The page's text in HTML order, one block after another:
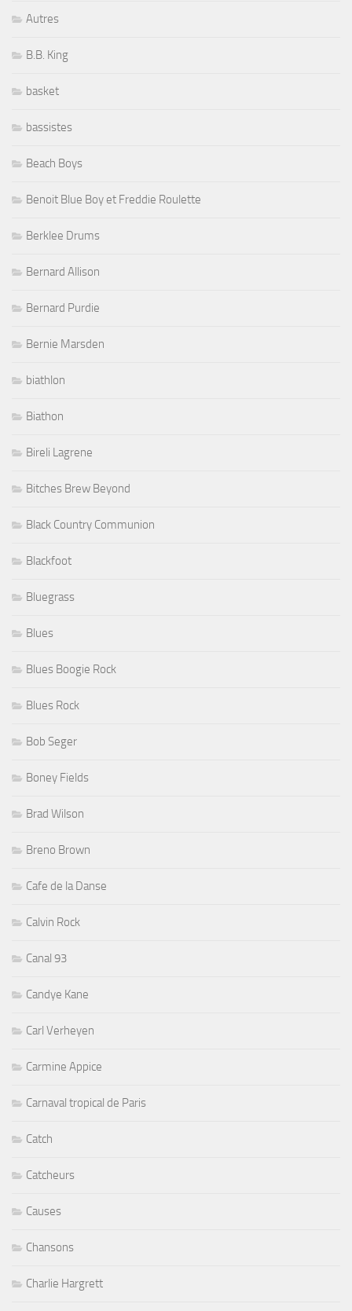
Autres
B.B. King
basket
bassistes
Beach Boys
Benoit Blue Boy et Freddie Roulette
Berklee Drums
Bernard Allison
Bernard Purdie
Bernie Marsden
biathlon
Biathon
Bireli Lagrene
Bitches Brew Beyond
Black Country Communion
Blackfoot
Bluegrass
Blues
Blues Boogie Rock
Blues Rock
Bob Seger
Boney Fields
Brad Wilson
Breno Brown
Cafe de la Danse
Calvin Rock
Canal 93
Candye Kane
Carl Verheyen
Carmine Appice
Carnaval tropical de Paris
Catch
Catcheurs
Causes
Chansons
Charlie Hargrett